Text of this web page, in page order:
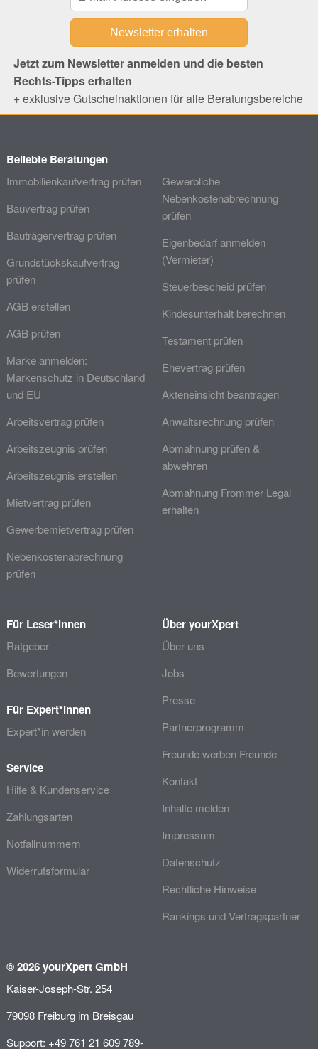
Jetzt zum Newsletter anmelden und die besten
Rechts-Tipps erhalten
+ exklusive Gutscheinaktionen für alle Beratungsbereiche
Beliebte Beratungen
Immobilienkaufvertrag prüfen
Bauvertrag prüfen
Bauträgervertrag prüfen
Grundstückskaufvertrag
prüfen
AGB erstellen
AGB prüfen
Marke anmelden:
Markenschutz in Deutschland
und EU
Arbeitsvertrag prüfen
Arbeitszeugnis prüfen
Arbeitszeugnis erstellen
Mietvertrag prüfen
Gewerbemietvertrag prüfen
Nebenkostenabrechnung
prüfen
Gewerbliche
Nebenkostenabrechnung
prüfen
Eigenbedarf anmelden
(Vermieter)
Steuerbescheid prüfen
Kindesunterhalt berechnen
Testament prüfen
Ehevertrag prüfen
Akteneinsicht beantragen
Anwaltsrechnung prüfen
Abmahnung prüfen &
abwehren
Abmahnung Frommer Legal
erhalten
Für Leser*innen
Ratgeber
Bewertungen
Für Expert*innen
Expert*in werden
Service
Hilfe & Kundenservice
Zahlungsarten
Notfallnummern
Widerrufsformular
Über yourXpert
Über uns
Jobs
Presse
Partnerprogramm
Freunde werben Freunde
Kontakt
Inhalte melden
Impressum
Datenschutz
Rechtliche Hinweise
Rankings und Vertragspartner
© 2026 yourXpert GmbH
Kaiser-Joseph-Str. 254
79098 Freiburg im Breisgau
Support: +49 761 21 609 789-